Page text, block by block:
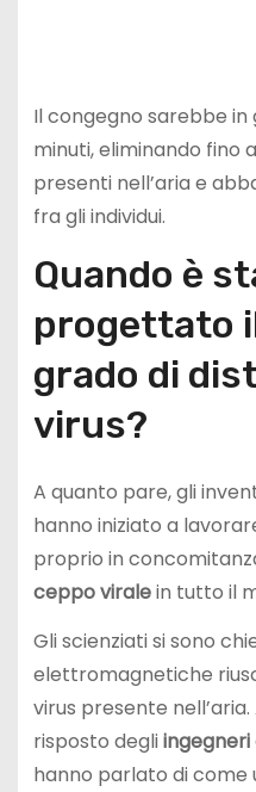
Il congegno sarebbe
minuti, eliminando fino
presenti nell’aria e
fra gli individui.
Quando è
progettato
grado di
virus?
A quanto pare, gli
hanno iniziato a
proprio in
ceppo viralein tutto il
Gli scienziati si sono
elettromagnetiche
virus presente
risposto degli
hanno parlato di come